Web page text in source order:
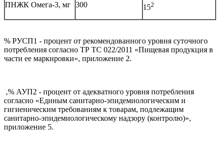
ПНЖК Омега-3, мг 300 152
% РУСП1 - процент от рекомендованного уровня суточного
потребления согласно ТР ТС 022/2011 «Пищевая продукция в
части ее маркировки», приложение 2.
,% АУП2 - процент от адекватного уровня потребления
согласно «Единым санитарно-эпидемиологическим и
гигиеническим требованиям к товарам, подлежащим
санитарно-эпидемиологическому надзору (контролю)»,
приложение 5.